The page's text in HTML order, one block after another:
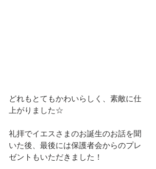
どれもとてもかわいらしく、素敵に仕
上がりました☆
礼拝でイエスさまのお誕生のお話を聞
いた後、最後には保護者会からのプレ
ゼントもいただきました！